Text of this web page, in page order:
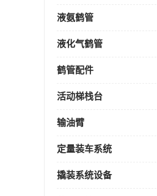
液氨鹤管
液化气鹤管
鹤管配件
活动梯栈台
输油臂
定量装车系统
撬装系统设备